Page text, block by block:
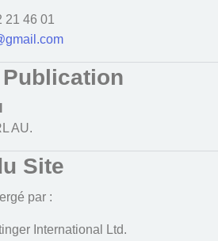
21 46 01
AU.
Site
par :
International Ltd.